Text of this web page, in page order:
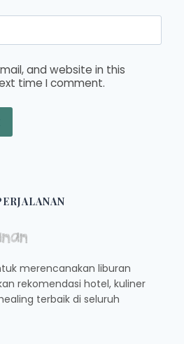
and website in this
time I comment.
merencanakan liburan
rekomendasi hotel, kuliner
terbaik di seluruh